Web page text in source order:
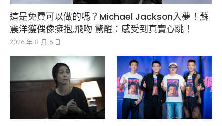
這是免費可以做的嗎？Michael Jackson入夢！蘇
震洋獲偶像擁抱,飛吻 驚醒：感受到真實心跳！
2026 年 8 月 6 日